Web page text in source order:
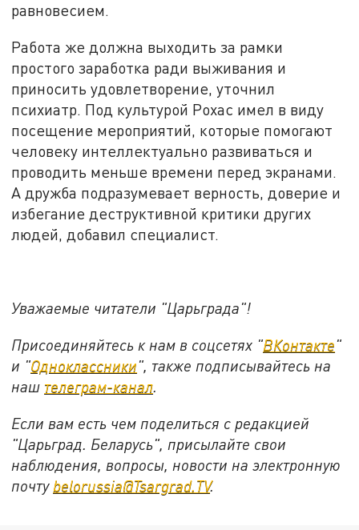
равновесием.
Работа же должна выходить за рамки
простого заработка ради выживания и
приносить удовлетворение, уточнил
психиатр. Под культурой Рохас имел в виду
посещение мероприятий, которые помогают
человеку интеллектуально развиваться и
проводить меньше времени перед экранами.
А дружба подразумевает верность, доверие и
избегание деструктивной критики других
людей, добавил специалист.
Уважаемые читатели "Царьграда"!
Присоединяйтесь к нам в соцсетях "ВКонтакте"
и "Одноклассники", также подписывайтесь на
наш телеграм-канал.
Если вам есть чем поделиться с редакцией
"Царьград. Беларусь", присылайте свои
наблюдения, вопросы, новости на электронную
почту belorussia@Tsargrad.TV.